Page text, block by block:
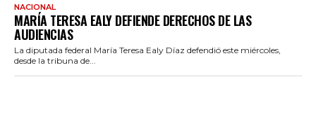
NACIONAL
MARÍA TERESA EALY DEFIENDE DERECHOS DE LAS
AUDIENCIAS
La diputada federal María Teresa Ealy Díaz defendió este miércoles,
desde la tribuna de...